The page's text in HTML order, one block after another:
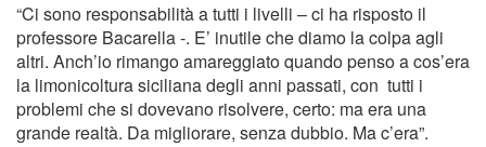
“Ci sono responsabilità a tutti i livelli – ci ha risposto il
professore Bacarella -. E’ inutile che diamo la colpa agli
altri. Anch’io rimango amareggiato quando penso a cos’era
la limonicoltura siciliana degli anni passati, con tutti i
problemi che si dovevano risolvere, certo: ma era una
grande realtà. Da migliorare, senza dubbio. Ma c’era”.